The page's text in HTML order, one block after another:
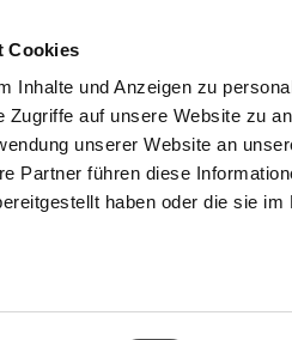
Cookies
Inhalte und Anzeigen zu
Zugriffe auf unsere Website zu
unserer Website an
Partner führen diese
haben oder die sie
SEARCH
VIVANTES